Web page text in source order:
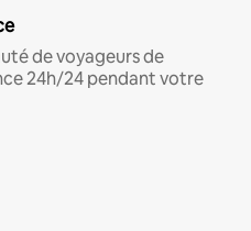
de voyageurs de
24h/24 pendant votre